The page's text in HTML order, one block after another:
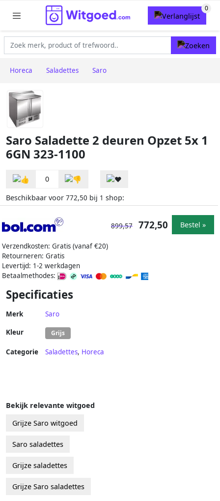
Horeca Saladettes Saro
Saro Saladette 2 deuren Opzet 5x 1
6GN 323-1100
0
Beschikbaar voor 772,50 bij 1 shop:
Verzendkosten: Gratis (vanaf €20)
Retourneren: Gratis
Levertijd: 1-2 werkdagen
Betaalmethodes:
899,57 772,50 Bestel »
Specificaties
Merk Saro
Kleur Grijs
Categorie Saladettes, Horeca
Bekijk relevante witgoed
Grijze Saro witgoed
Saro saladettes
Grijze saladettes
Grijze Saro saladettes